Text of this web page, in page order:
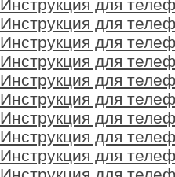
Инструкция для
Инструкция для
Инструкция для
Инструкция для
Инструкция для
Инструкция для
Инструкция для
Инструкция для
Инструкция для